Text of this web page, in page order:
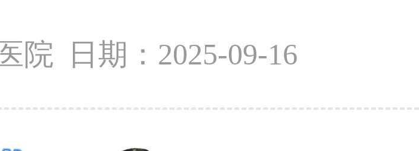
院 日期：2025-09-16